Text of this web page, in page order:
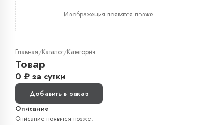
Изображения появятся позже
Главная/Каталог/Категория
Товар
0 ₽ за сутки
Добавить в заказ
Описание
Описание появится позже.